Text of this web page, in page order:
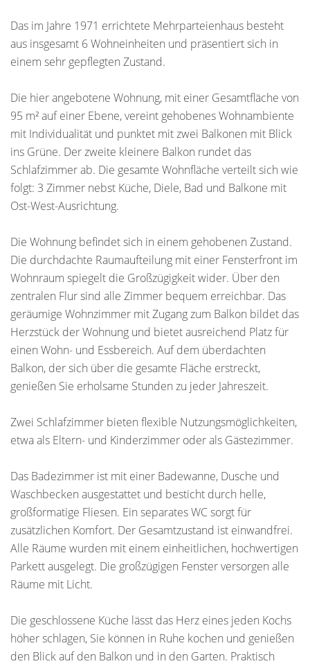
Das im Jahre 1971 errichtete Mehrparteienhaus besteht
aus insgesamt 6 Wohneinheiten und präsentiert sich in
einem sehr gepflegten Zustand.
Die hier angebotene Wohnung, mit einer Gesamtfläche von
95 m² auf einer Ebene, vereint gehobenes Wohnambiente
mit Individualität und punktet mit zwei Balkonen mit Blick
ins Grüne. Der zweite kleinere Balkon rundet das
Schlafzimmer ab. Die gesamte Wohnfläche verteilt sich wie
folgt: 3 Zimmer nebst Küche, Diele, Bad und Balkone mit
Ost-West-Ausrichtung.
Die Wohnung befindet sich in einem gehobenen Zustand.
Die durchdachte Raumaufteilung mit einer Fensterfront im
Wohnraum spiegelt die Großzügigkeit wider. Über den
zentralen Flur sind alle Zimmer bequem erreichbar. Das
geräumige Wohnzimmer mit Zugang zum Balkon bildet das
Herzstück der Wohnung und bietet ausreichend Platz für
einen Wohn- und Essbereich. Auf dem überdachten
Balkon, der sich über die gesamte Fläche erstreckt,
genießen Sie erholsame Stunden zu jeder Jahreszeit.
Zwei Schlafzimmer bieten flexible Nutzungsmöglichkeiten,
etwa als Eltern- und Kinderzimmer oder als Gästezimmer.
Das Badezimmer ist mit einer Badewanne, Dusche und
Waschbecken ausgestattet und besticht durch helle,
großformatige Fliesen. Ein separates WC sorgt für
zusätzlichen Komfort. Der Gesamtzustand ist einwandfrei.
Alle Räume wurden mit einem einheitlichen, hochwertigen
Parkett ausgelegt. Die großzügigen Fenster versorgen alle
Räume mit Licht.
Die geschlossene Küche lässt das Herz eines jeden Kochs
höher schlagen, Sie können in Ruhe kochen und genießen
den Blick auf den Balkon und in den Garten. Praktisch